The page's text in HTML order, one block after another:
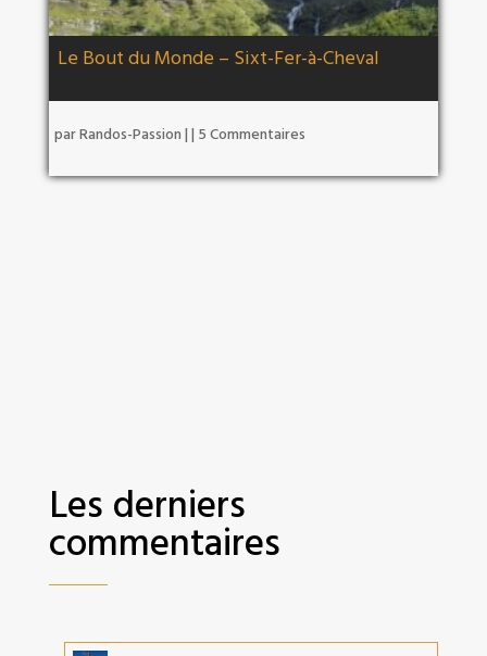
Le Bout du Monde – Sixt-Fer-à-Cheval
parRandos-Passion | | 5 Commentaires
Les derniers
commentaires